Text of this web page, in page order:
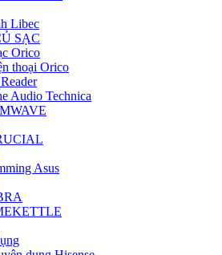
Libec
SẠC
Orico
thoại Orico
Audio Technica
Asus